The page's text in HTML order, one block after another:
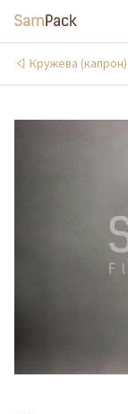
Кружева (капрон)